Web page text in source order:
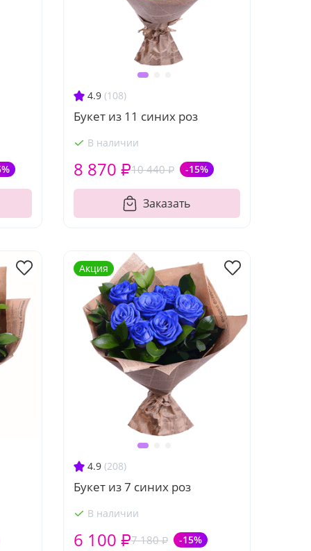
4.9 (108)
Букет из 11 синих роз
В наличии
10 440 ₽ -15%
8 870 ₽
Заказать
4.9 (208)
Букет из 7 синих роз
В наличии
7 180 ₽ -15%
6 100 ₽
Акция